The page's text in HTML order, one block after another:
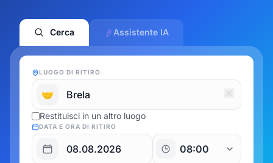
Cerca Assistente IA
LUOGO DI RITIRO
🤝
Restituisci in un altro luogo
DATA E ORA DI RITIRO